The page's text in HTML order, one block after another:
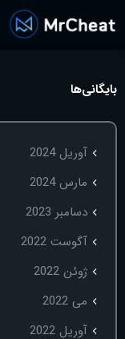
بایگانی‌ها
آوریل 2024
مارس 2024
دسامبر 2023
آگوست 2022
ژوئن 2022
می 2022
آوریل 2022